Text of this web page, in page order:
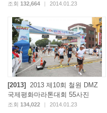
조회 132,664 2014.01.23
[2013]
2013 제10회 철원 DMZ
국제평화마라톤대회 55사진
조회 134,022 2014.01.23